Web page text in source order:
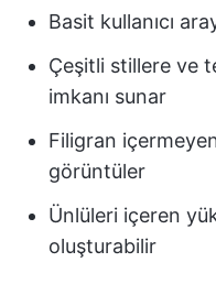
Basit kullanıcı
Çeşitli stillere ve
imkanı sunar
Filigran
görüntüler
Ünlüleri içeren
oluşturabilir